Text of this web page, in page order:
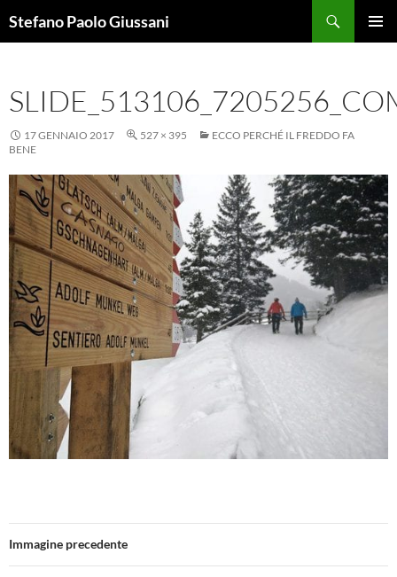
alStefano Paolo Giussani
17 GENNAIO 2017 527 × 395
ECCO PERCHÉ IL FREDDO FA
BENE
Immagine precedente